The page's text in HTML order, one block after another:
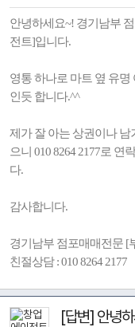
안녕하세요~! 경기남부
전트]입니다.
영통 하나로 마트 옆 유
인듯 합니다.^^
제가 잘 아는 상권이나
으니 010 8264 2177로 연
다.
감사합니다.
경기남부 점포매매전문 [
친절상담 : 010 8264 2177
[답변] 안녕